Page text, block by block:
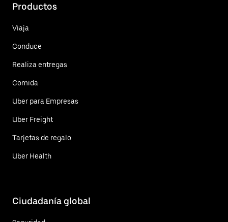
Productos
Viaja
Conduce
Realiza entregas
Comida
Uber para Empresas
Uber Freight
Tarjetas de regalo
Uber Health
Ciudadanía global